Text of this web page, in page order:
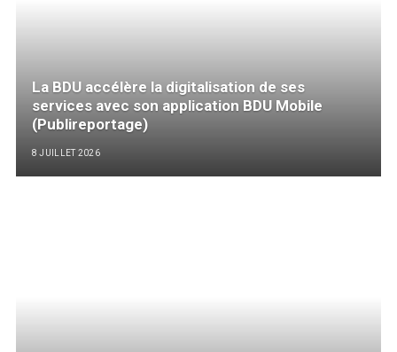
La BDU accélère la digitalisation de ses
services avec son application BDU Mobile
(Publireportage)
8 JUILLET 2026